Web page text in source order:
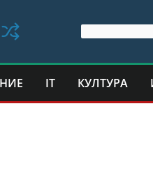
IT КУЛТУРА